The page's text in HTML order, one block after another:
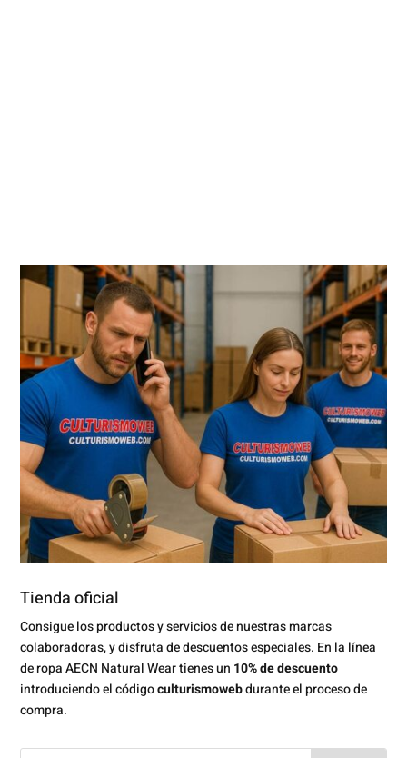
Tienda oficial
Consigue los productos y servicios de nuestras marcas
colaboradoras, y disfruta de descuentos especiales. En la línea
de ropa AECN Natural Wear tienes un 10% de descuento
introduciendo el códigoculturismowebdurante el proceso de
compra.